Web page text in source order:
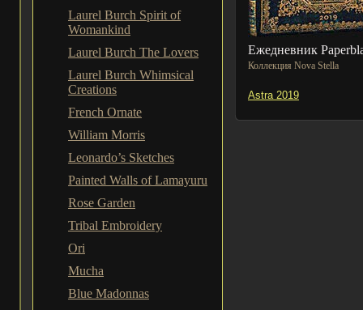
Laurel Burch Spirit of
Womankind
Laurel Burch The Lovers
Laurel Burch Whimsical
Creations
French Ornate
William Morris
Leonardo’s Sketches
Painted Walls of Lamayuru
Rose Garden
Tribal Embroidery
Ori
Mucha
Blue Madonnas
Ежедневник
Коллекция Nova Stella
Astra 2019